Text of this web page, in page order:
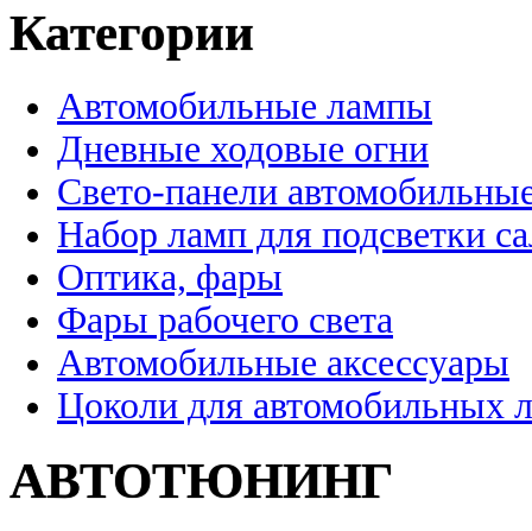
Категории
Автомобильные лампы
Дневные ходовые огни
Свето-панели
Набор ламп для подсветки
Оптика, фары
Фары рабочего света
Автомобильные аксессуары
Цоколи для автомобильных
АВТОТЮНИНГ